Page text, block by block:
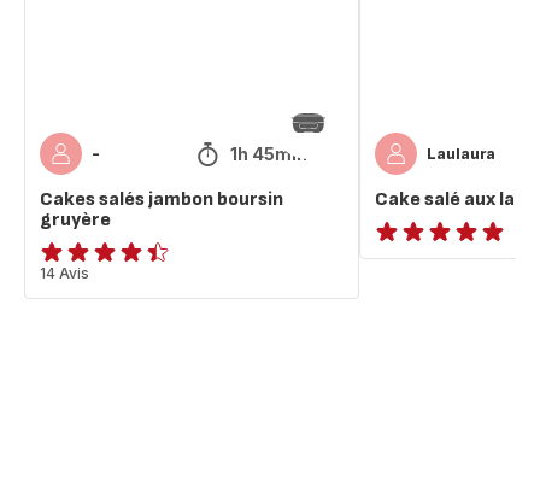
- 1h 45min
Cakes salés jambon boursin
gruyère
ratings.4.4
14 Avis
Laulaura
Cake salé aux
ratings.NaN